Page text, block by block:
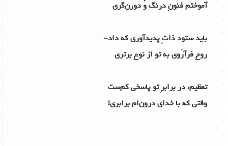
آموختم فنونِ درنگ وُ دورن‌گری
باید ستود ذاتِ پدیدآوری که داد-
روحِ فرآرَوی به تو از نوعِ برتری
تعظیم، در برابرِ تو پاسخی کم‌ست
وقتی که با خدای درون‌ام برابری!